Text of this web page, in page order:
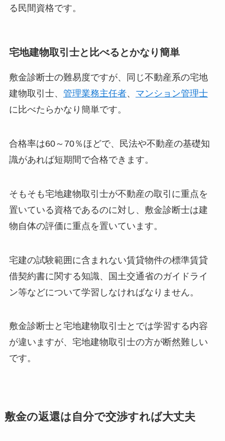
る民間資格です。
宅地建物取引士と比べるとかなり簡単
敷金診断士の難易度ですが、同じ不動産系の宅地
建物取引士、 管理業務主任者、 マンション管理士
に比べたらかなり簡単です。
合格率は60～70％ほどで、民法や不動産の基礎知
識があれば短期間で合格できます。
そもそも宅地建物取引士が不動産の取引に重点を
置いている資格であるのに対し、敷金診断士は建
物自体の評価に重点を置いています。
宅建の試験範囲に含まれない賃貸物件の標準賃貸
借契約書に関する知識、国土交通省のガイドライ
ン等などについて学習しなければなりません。
敷金診断士と宅地建物取引士とでは学習する内容
が違いますが、宅地建物取引士の方が断然難しい
です。
敷金の返還は自分で交渉すれば大丈夫